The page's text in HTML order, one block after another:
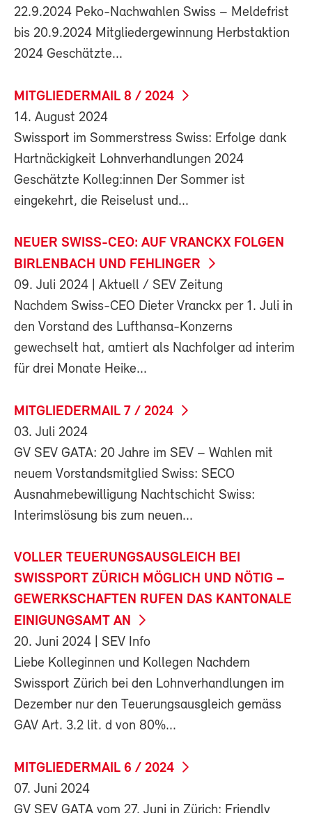
22.9.2024 Peko-Nachwahlen Swiss – Meldefrist
bis 20.9.2024 Mitgliedergewinnung Herbstaktion
2024 Geschätzte...
MITGLIEDERMAIL 8 / 2024
14. August 2024
Swissport im Sommerstress Swiss: Erfolge dank
Hartnäckigkeit Lohnverhandlungen 2024
Geschätzte Kolleg:innen Der Sommer ist
eingekehrt, die Reiselust und...
NEUER SWISS-CEO: AUF VRANCKX FOLGEN
BIRLENBACH UND FEHLINGER
09. Juli 2024 | Aktuell / SEV Zeitung
Nachdem Swiss-CEO Dieter Vranckx per 1. Juli in
den Vorstand des Lufthansa-Konzerns
gewechselt hat, amtiert als Nachfolger ad interim
für drei Monate Heike...
MITGLIEDERMAIL 7 / 2024
03. Juli 2024
GV SEV GATA: 20 Jahre im SEV – Wahlen mit
neuem Vorstandsmitglied Swiss: SECO
Ausnahmebewilligung Nachtschicht Swiss:
Interimslösung bis zum neuen...
VOLLER TEUERUNGSAUSGLEICH BEI
SWISSPORT ZÜRICH MÖGLICH UND NÖTIG –
GEWERKSCHAFTEN RUFEN DAS KANTONALE
EINIGUNGSAMT AN
20. Juni 2024 | SEV Info
Liebe Kolleginnen und Kollegen Nachdem
Swissport Zürich bei den Lohnverhandlungen im
Dezember nur den Teuerungsausgleich gemäss
GAV Art. 3.2 lit. d von 80%...
MITGLIEDERMAIL 6 / 2024
07. Juni 2024